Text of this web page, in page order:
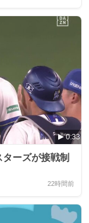
0:33
ーズが接戦制
22時間前